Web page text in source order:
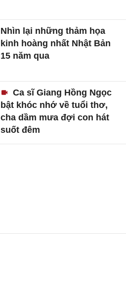
Nhìn lại những thảm họa
kinh hoàng nhất Nhật Bản
15 năm qua
Ca sĩ Giang Hồng Ngọc
bật khóc nhớ về tuổi thơ,
cha dầm mưa đợi con hát
suốt đêm